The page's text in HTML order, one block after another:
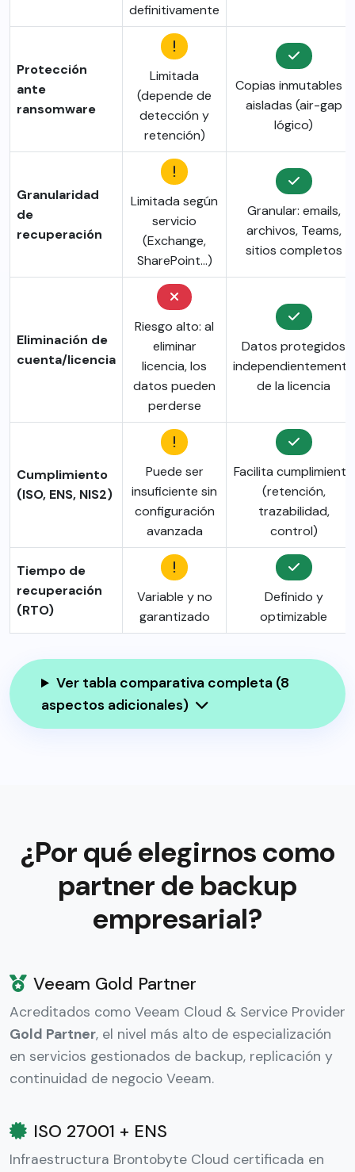
definitivamente
Protección
ante
ransomware
Limitada
(depende de
detección y
retención)
Copias inmutables y
aisladas (air-gap
lógico)
Granularidad
de
recuperación
Limitada según
servicio
(Exchange,
SharePoint...)
Granular: emails,
archivos, Teams,
sitios completos
Eliminación de
cuenta/licencia
Riesgo alto: al
eliminar
licencia, los
datos pueden
perderse
Datos protegidos
independientemente
de la licencia
Cumplimiento
(ISO, ENS, NIS2)
Puede ser
insuficiente sin
configuración
avanzada
Facilita cumplimiento
(retención,
trazabilidad,
control)
Tiempo de
recuperación
(RTO)
Variable y no
garantizado
Definido y
optimizable
Ver tabla comparativa completa (8
aspectos adicionales)
¿Por qué elegirnos como
partner de backup
empresarial?
Veeam Gold Partner
Acreditados como Veeam Cloud & Service Provider
Gold Partner, el nivel más alto de especialización
en servicios gestionados de backup, replicación y
continuidad de negocio Veeam.
ISO 27001 + ENS
Infraestructura Brontobyte Cloud certificada en